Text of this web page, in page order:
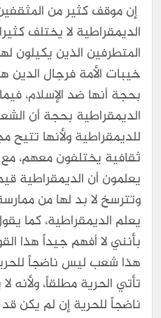
إن موقف كثير من
الديمقراطية لا يختلف
المتطرفين الذين يكيلون
خيبات الأمة فرجال الدين
بحجة أنها ضد الإسلام،
الديمقراطية بحجة أن
للديمقراطية ولأنها تتيح
ثقافية يختلفون معهم،
يعلمون أن الديمقراطية
وتترسخ لا بد لها من
يعلم الديمقراطية، كما
بأنني لا أفهم جيداً هذا
هذا شعب ليس ناضجاً
تأتي الحرية مطلقاً، ولأنه
ناضجاً للحرية إن لم يكن